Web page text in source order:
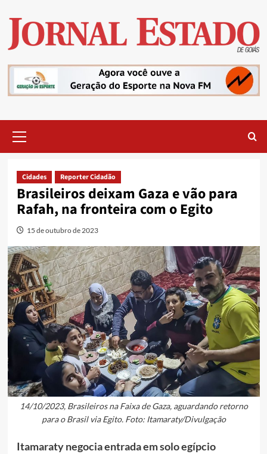
content
Menu
Cidades Reporter Cidadão
Brasileiros deixam Gaza e vão para
Rafah, na fronteira com o Egito
15 de outubro de 2023
14/10/2023, Brasileiros na Faixa de Gaza, aguardando retorno
para o Brasil via Egito. Foto: Itamaraty/Divulgação
Itamaraty negocia entrada em solo egípcio